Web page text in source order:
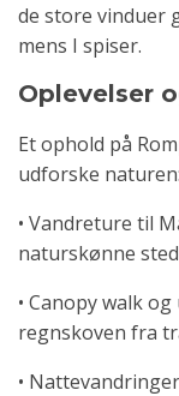
de store vinduer
mens I spiser.
Oplevelser
Et ophold på
udforske naturen:
• Vandreture til
naturskønne
• Canopy walk
regnskoven fra
•